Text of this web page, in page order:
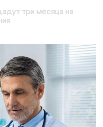
три месяца на